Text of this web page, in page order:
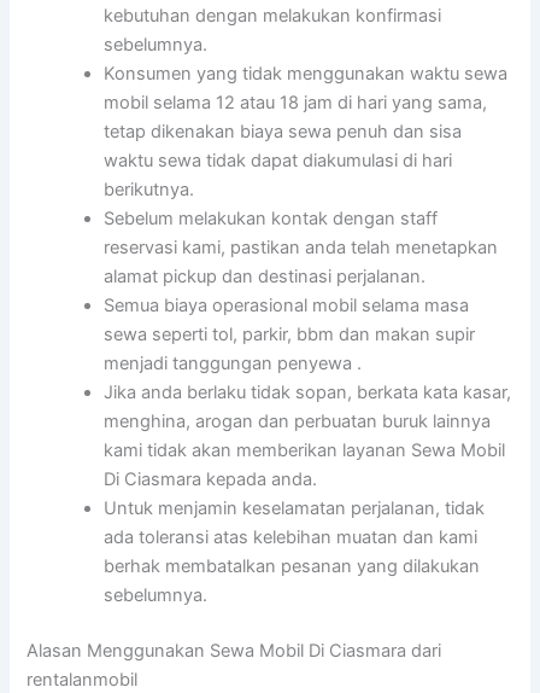
kebutuhan dengan melakukan konfirmasi
sebelumnya.
Konsumen yang tidak menggunakan waktu sewa
mobil selama 12 atau 18 jam di hari yang sama,
tetap dikenakan biaya sewa penuh dan sisa
waktu sewa tidak dapat diakumulasi di hari
berikutnya.
Sebelum melakukan kontak dengan staff
reservasi kami, pastikan anda telah menetapkan
alamat pickup dan destinasi perjalanan.
Semua biaya operasional mobil selama masa
sewa seperti tol, parkir, bbm dan makan supir
menjadi tanggungan penyewa .
Jika anda berlaku tidak sopan, berkata kata kasar,
menghina, arogan dan perbuatan buruk lainnya
kami tidak akan memberikan layanan Sewa Mobil
Di Ciasmara kepada anda.
Untuk menjamin keselamatan perjalanan, tidak
ada toleransi atas kelebihan muatan dan kami
berhak membatalkan pesanan yang dilakukan
sebelumnya.
Alasan Menggunakan Sewa Mobil Di Ciasmara dari
rentalanmobil